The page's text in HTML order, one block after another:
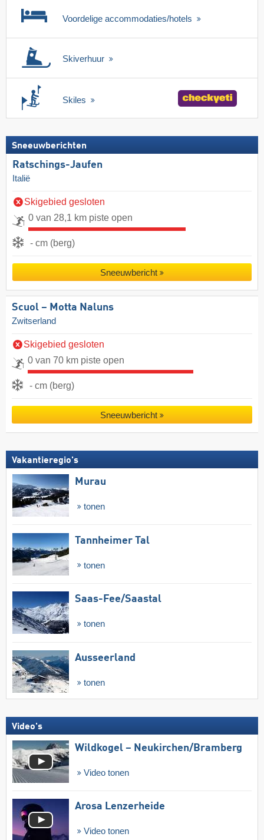
Voordelige accommodaties/hotels
Skiverhuur
Skiles
Sneeuwberichten
Ratschings-Jaufen
Italië
Skigebied gesloten
0 van 28,1 km piste open
- cm (berg)
Sneeuwbericht
Scuol – Motta Naluns
Zwitserland
Skigebied gesloten
0 van 70 km piste open
- cm (berg)
Sneeuwbericht
Vakantieregio's
Murau
tonen
Tannheimer Tal
tonen
Saas-Fee/​Saastal
tonen
Ausseerland
tonen
Video's
Wildkogel – Neukirchen/​Bramberg
Video tonen
Arosa Lenzerheide
Video tonen